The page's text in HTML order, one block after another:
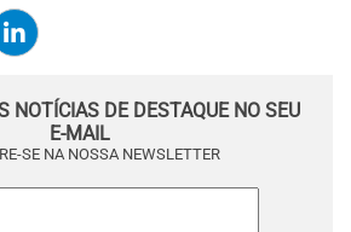
NOTÍCIAS DE DESTAQUE NO SEU
E-MAIL
SE NA NOSSA NEWSLETTER